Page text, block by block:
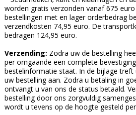
worden gratis verzonden vanaf 675
bestellingen met en lager orderbedrag
verzendkosten 74,95 euro. De
bedragen 124,95 euro.
Verzending: Zodra uw de bestelling
per omgaande een complete
bestelinformatie staat. In de bijlage treft
uw bestelling aan. Zodra u betaling in
ontvangt u van ons de status betaald.
bestelling door ons zorgvuldig
wordt u tevens op de hoogte gesteld